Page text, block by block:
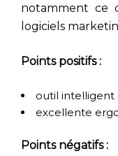
notamment ce
logiciels
Points positifs :
outil intelligent
excellente
Points négatifs :